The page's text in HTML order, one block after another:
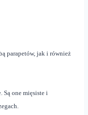
parapetów, jak i również
Są one mięsiste i